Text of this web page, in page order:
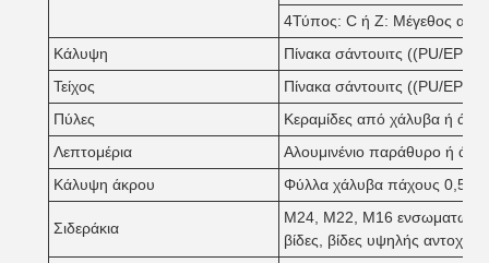
4Τύπος: C ή Z: Μέγεθος
Κάλυψη
Πίνακα σάντουιτς ((PU/EPS/
Τείχος
Πίνακα σάντουιτς ((PU/EPS/
Πύλες
Κεραμίδες από χάλυβα ή
Λεπτομέρια
Αλουμινένιο παράθυρο ή
Κάλυψη άκρου
Φύλλα χάλυβα πάχους 0,5
Σιδεράκια
M24, M22, M16
βίδες, βίδες υψηλής αντοχής